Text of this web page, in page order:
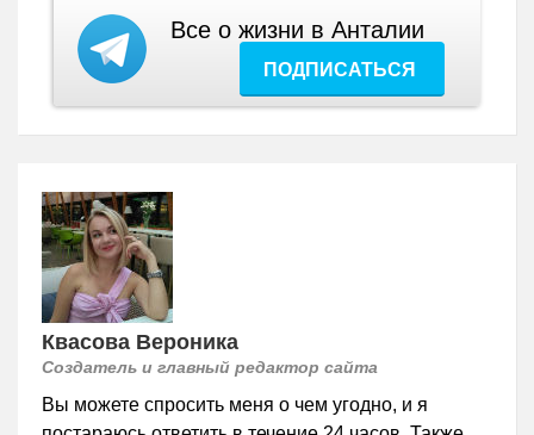
Все о жизни в Анталии
ПОДПИСАТЬСЯ
Квасова Вероника
Создатель и главный редактор сайта
Вы можете спросить меня о чем угодно, и я